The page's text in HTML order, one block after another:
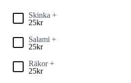
Skinka +
25kr
Salami +
25kr
Räkor +
25kr